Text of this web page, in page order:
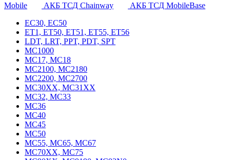
Mobile
АКБ ТСД Chainway
АКБ ТСД MobileBase
EC30, EC50
ET1, ET50, ET51, ET55, ET56
LDT, LRT, PPT, PDT, SPT
MC1000
MC17, MC18
MC2100, MC2180
MC2200, MC2700
MC30XX, MC31XX
MC32, MC33
MC36
MC40
MC45
MC50
MC55, MC65, MC67
MC70XX, MC75